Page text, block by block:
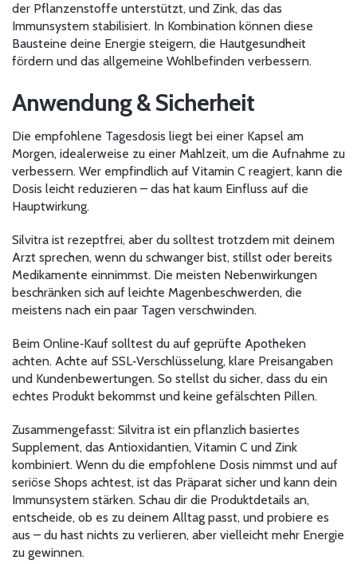
der Pflanzenstoffe unterstützt, und Zink, das das
Immunsystem stabilisiert. In Kombination können diese
Bausteine deine Energie steigern, die Hautgesundheit
fördern und das allgemeine Wohlbefinden verbessern.
Anwendung & Sicherheit
Die empfohlene Tagesdosis liegt bei einer Kapsel am
Morgen, idealerweise zu einer Mahlzeit, um die Aufnahme zu
verbessern. Wer empfindlich auf Vitamin C reagiert, kann die
Dosis leicht reduzieren – das hat kaum Einfluss auf die
Hauptwirkung.
Silvitra ist rezeptfrei, aber du solltest trotzdem mit deinem
Arzt sprechen, wenn du schwanger bist, stillst oder bereits
Medikamente einnimmst. Die meisten Nebenwirkungen
beschränken sich auf leichte Magenbeschwerden, die
meistens nach ein paar Tagen verschwinden.
Beim Online‑Kauf solltest du auf geprüfte Apotheken
achten. Achte auf SSL‑Verschlüsselung, klare Preisangaben
und Kundenbewertungen. So stellst du sicher, dass du ein
echtes Produkt bekommst und keine gefälschten Pillen.
Zusammengefasst: Silvitra ist ein pflanzlich basiertes
Supplement, das Antioxidantien, Vitamin C und Zink
kombiniert. Wenn du die empfohlene Dosis nimmst und auf
seriöse Shops achtest, ist das Präparat sicher und kann dein
Immunsystem stärken. Schau dir die Produktdetails an,
entscheide, ob es zu deinem Alltag passt, und probiere es
aus – du hast nichts zu verlieren, aber vielleicht mehr Energie
zu gewinnen.